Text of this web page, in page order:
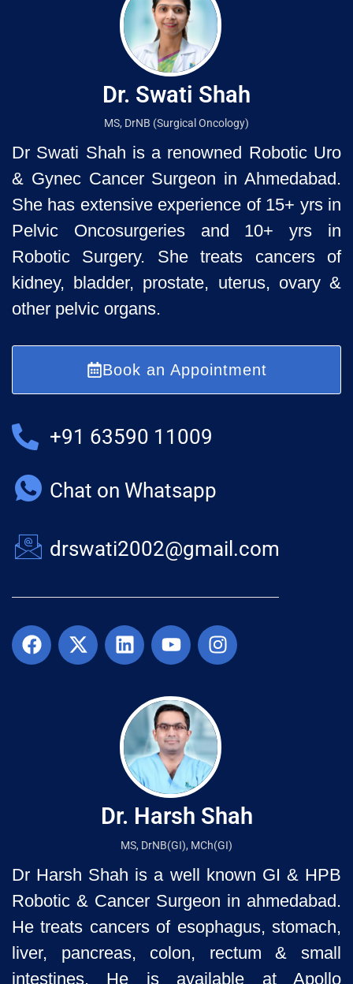
Dr. Swati Shah
MS, DrNB (Surgical Oncology)
Dr Swati Shah is a renowned Robotic Uro
& Gynec Cancer Surgeon in Ahmedabad.
She has extensive experience of 15+ yrs in
Pelvic Oncosurgeries and 10+ yrs in
Robotic Surgery. She treats cancers of
kidney, bladder, prostate, uterus, ovary &
other pelvic organs.
Book an Appointment
+91 63590 11009
Chat on Whatsapp
drswati2002@gmail.com
Dr. Harsh Shah
MS, DrNB(GI), MCh(GI)
Dr Harsh Shah is a well known GI & HPB
Robotic & Cancer Surgeon in ahmedabad.
He treats cancers of esophagus, stomach,
liver, pancreas, colon, rectum & small
intestines. He is available at Apollo